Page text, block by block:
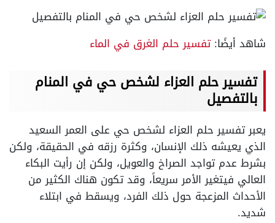
شاهد أيضًا:تفسير حلم الغرق في الماء
تفسير حلم العزاء لشخص حي في المنام
بالتفصيل
يعبر تفسير حلم العزاء لشخص حي على العمر السعيد
الذي يعيشه ذلك الإنسان، وكثرة رزقه في الحقيقة، ولكن
بشرط عدم تواجد الصراخ والعويل، ولكن إن رأيت البكاء
العالي فيتغير الأمر سريعاً، وقد تكون هناك الكثير من
الأحداث المزعجة حول ذلك الفرد، ويسقط في ابتلاء
شديد.